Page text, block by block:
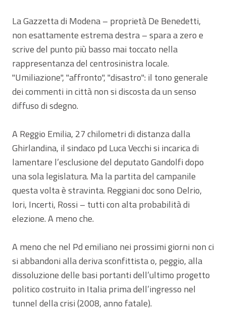
La Gazzetta di Modena – proprietà De Benedetti,
non esattamente estrema destra – spara a zero e
scrive del punto più basso mai toccato nella
rappresentanza del centrosinistra locale.
"Umiliazione", "affronto", "disastro": il tono generale
dei commenti in città non si discosta da un senso
diffuso di sdegno.
A Reggio Emilia, 27 chilometri di distanza dalla
Ghirlandina, il sindaco pd Luca Vecchi si incarica di
lamentare l’esclusione del deputato Gandolfi dopo
una sola legislatura. Ma la partita del campanile
questa volta è stravinta. Reggiani doc sono Delrio,
Iori, Incerti, Rossi – tutti con alta probabilità di
elezione. A meno che.
A meno che nel Pd emiliano nei prossimi giorni non ci
si abbandoni alla deriva sconfittista o, peggio, alla
dissoluzione delle basi portanti dell’ultimo progetto
politico costruito in Italia prima dell’ingresso nel
tunnel della crisi (2008, anno fatale).